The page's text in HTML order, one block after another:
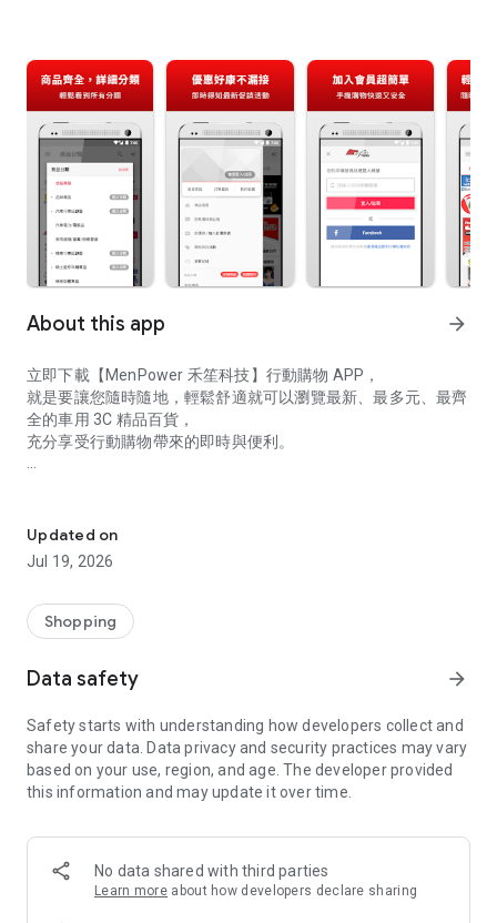
About this app arrow_forward
立即下載【MenPower 禾笙科技】行動購物 APP，
就是要讓您隨時隨地，輕鬆舒適就可以瀏覽最新、最多元、最齊
全的車用 3C 精品百貨，
充分享受行動購物帶來的即時與便利。
行動購物 APP 功能：
*直覺式的操作介面、商品齊全，直接加入購物車，立即結帳享
*快速使用『臉書帳號』或『手機號碼』即可加入會員，輕鬆超
方便！
您不錯過！
結帳好方便！
*安心交易，線上信用卡付款，使用 SSL 最高安全等級加密功
能！
*與官網同步，詳細分類可快速找尋商品！
歡迎來到 MenPower 禾笙科技，讓您買的安心，用的放心。
Updated on
Jul 19, 2026
Shopping
Data safety arrow_forward
Safety starts with understanding how developers collect and
share your data. Data privacy and security practices may vary
based on your use, region, and age. The developer provided
this information and may update it over time.
No data shared with third parties
Learn more about how developers declare sharing